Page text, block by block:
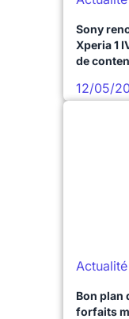
Sony
Xperia 1
de
12/05/
Actualité
Bon plan
forfaits